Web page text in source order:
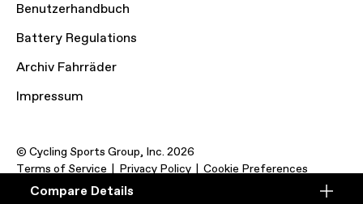
Compare
Compare Details
Benutzerhandbuch
Battery Regulations
Archiv Fahrräder
Impressum
© Cycling Sports Group, Inc. 2026
Terms of Service
Privacy Policy Cookie Preferences